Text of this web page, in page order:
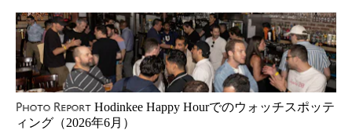
Photo Report Hodinkee Happy Hourでのウォッチスポッテ
ィング（2026年6月）